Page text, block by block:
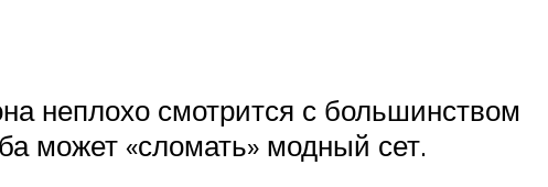
неплохо смотрится с большинством
может «сломать» модный сет.